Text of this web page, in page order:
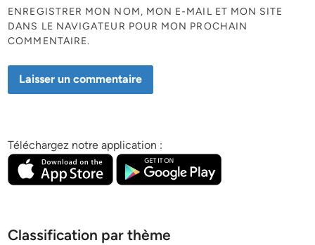
ENREGISTRER MON NOM, MON E-MAIL ET MON SITE
DANS LE NAVIGATEUR POUR MON PROCHAIN
COMMENTAIRE.
Téléchargez notre application :
Classification par thème